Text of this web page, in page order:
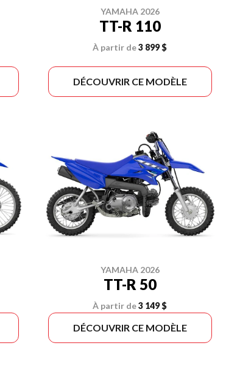
YAMAHA 2026
TT-R 110
À partir de3 899 $
DÉCOUVRIR CE MODÈLE
YAMAHA 2026
TT-R 50
À partir de3 149 $
DÉCOUVRIR CE MODÈLE